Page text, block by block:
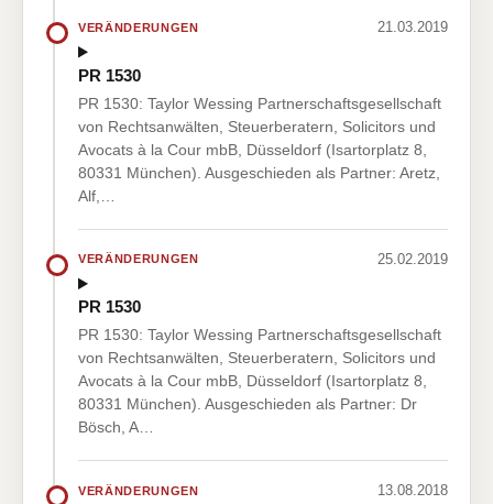
VERÄNDERUNGEN 21.03.2019
PR 1530
PR 1530: Taylor Wessing Partnerschaftsgesellschaft
von Rechtsanwälten, Steuerberatern, Solicitors und
Avocats à la Cour mbB, Düsseldorf (Isartorplatz 8,
80331 München). Ausgeschieden als Partner: Aretz,
Alf,…
VERÄNDERUNGEN 25.02.2019
PR 1530
PR 1530: Taylor Wessing Partnerschaftsgesellschaft
von Rechtsanwälten, Steuerberatern, Solicitors und
Avocats à la Cour mbB, Düsseldorf (Isartorplatz 8,
80331 München). Ausgeschieden als Partner: Dr
Bösch, A…
VERÄNDERUNGEN 13.08.2018